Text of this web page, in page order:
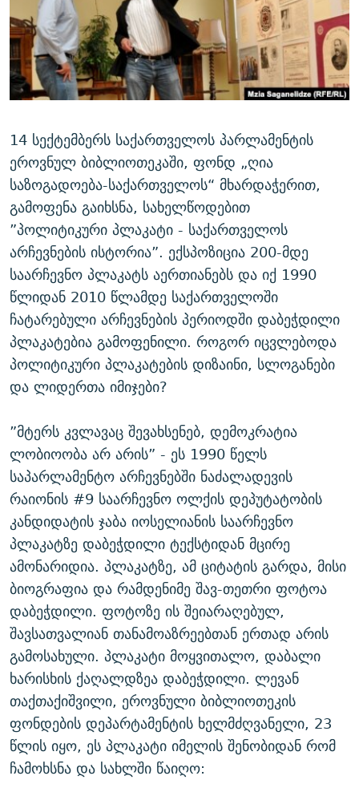
ᲛᲝᲚᲐᲞᲐᲠᲐᲙᲔ ᲢᲔᲥᲡᲢᲔᲑᲘ
ᲨᲘᲜ - ᲣᲪᲮᲝᲔᲗᲨᲘ
ᲚᲘᲢᲔᲠᲐᲢᲣᲠᲣᲚᲘ ᲬᲐᲮᲜᲐᲒᲔᲑᲘ
ᲐᲛᲔᲠᲘᲙᲣᲚᲘ ᲛᲝᲗᲮᲠᲝᲑᲐ
ᲘᲛᲞᲔᲠᲘᲐ ᲓᲐ ᲠᲐᲓᲘᲝ
ᲩᲔᲛᲘ ᲡᲘᲙᲕᲓᲘᲚᲘᲡ ᲛᲘᲖᲔᲖᲘᲐ COVID-19
11 ᲬᲔᲚᲘ - 11 ᲐᲛᲑᲐᲕᲘ
ᲡᲐᲞᲐᲠᲚᲐᲛᲔᲜᲢᲝ ᲐᲠᲩᲔᲕᲜᲔᲑᲘᲡ ᲘᲡᲢᲝᲠᲘᲐ
ᲑᲐᲕᲨᲕᲔᲑᲘ ᲞᲠᲝᲡᲢᲘᲢᲣᲪᲘᲐᲨᲘ - ᲐᲛᲝᲣᲗᲥᲛᲔᲚᲘ ᲐᲛᲑᲐᲕᲘ
5 ᲐᲛᲑᲐᲕᲘ - 20 ᲘᲕᲜᲘᲡᲡ ᲓᲐᲨᲐᲕᲔᲑᲣᲚᲔᲑᲘ
ᲐᲒᲕᲘᲡᲢᲝᲡ ᲝᲛᲘ
ПРИВЕТ ᲙᲣᲚᲢᲣᲠᲐ
ᲒᲐᲛᲝᲘᲬᲔᲠᲔ
14 სექტემბერს საქართველოს პარლამენტის
ეროვნულ ბიბლიოთეკაში, ფონდ „ღია
საზოგადოება-საქართველოს“ მხარდაჭერით,
გამოფენა გაიხსნა, სახელწოდებით
”პოლიტიკური პლაკატი - საქართველოს
არჩევნების ისტორია”. ექსპოზიცია 200-მდე
საარჩევნო პლაკატს აერთიანებს და იქ 1990
წლიდან 2010 წლამდე საქართველოში
ჩატარებული არჩევნების პერიოდში დაბეჭდილი
პლაკატებია გამოფენილი. როგორ იცვლებოდა
პოლიტიკური პლაკატების დიზაინი, სლოგანები
და ლიდერთა იმიჯები?
”მტერს კვლავაც შევახსენებ, დემოკრატია
ლობიოობა არ არის” - ეს 1990 წელს
საპარლამენტო არჩევნებში ნაძალადევის
რაიონის #9 საარჩევნო ოლქის დეპუტატობის
კანდიდატის ჯაბა იოსელიანის საარჩევნო
პლაკატზე დაბეჭდილი ტექსტიდან მცირე
ამონარიდია. პლაკატზე, ამ ციტატის გარდა, მისი
ბიოგრაფია და რამდენიმე შავ-თეთრი ფოტოა
დაბეჭდილი. ფოტოზე ის შეიარაღებულ,
შავსათვალიან თანამოაზრეებთან ერთად არის
გამოსახული. პლაკატი მოყვითალო, დაბალი
ხარისხის ქაღალდზეა დაბეჭდილი. ლევან
თაქთაქიშვილი, ეროვნული ბიბლიოთეკის
ფონდების დეპარტამენტის ხელმძღვანელი, 23
წლის იყო, ეს პლაკატი იმელის შენობიდან რომ
ჩამოხსნა და სახლში წაიღო: